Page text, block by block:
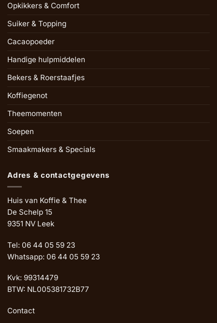
Opkikkers & Comfort
Suiker & Topping
Cacaopoeder
Handige hulpmiddelen
Bekers & Roerstaafjes
Koffiegenot
Theemomenten
Soepen
Smaakmakers & Specials
Adres & contactgegevens
Huis van Koffie & Thee
De Schelp 15
9351 NV Leek
Tel: 06 44 05 59 23
Whatsapp: 06 44 05 59 23
Kvk: 99314479
BTW: NL005381732B77
Contact